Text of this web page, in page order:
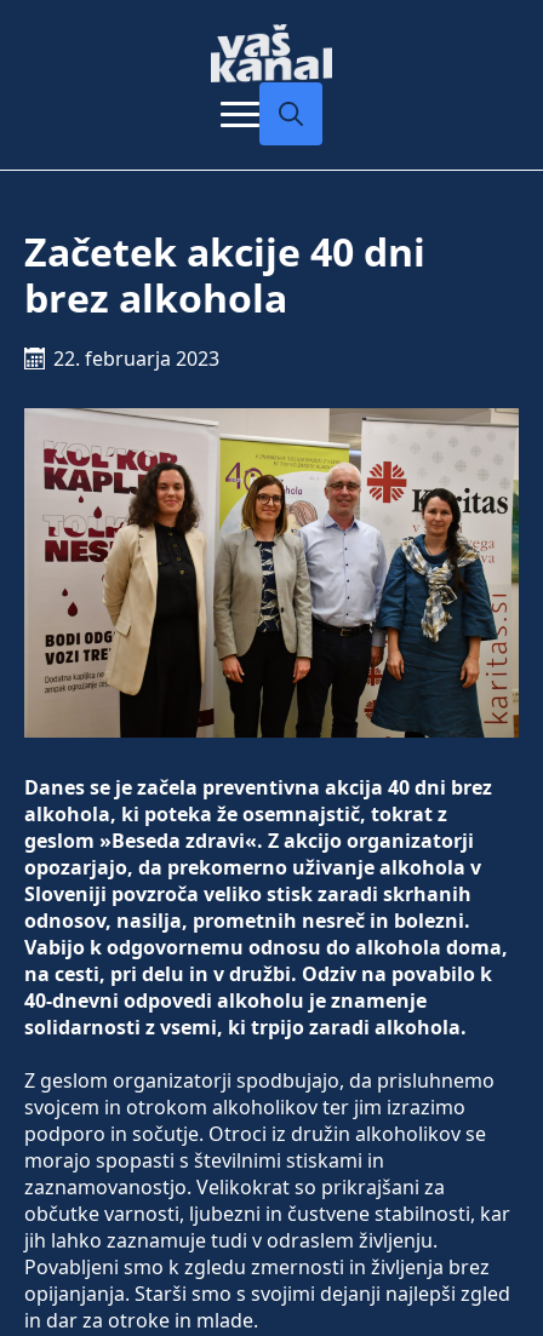
Začetek akcije 40 dni
brez alkohola
22. februarja 2023
Danes se je začela preventivna akcija 40 dni brez
alkohola, ki poteka že osemnajstič, tokrat z
geslom »Beseda zdravi«. Z akcijo organizatorji
opozarjajo, da prekomerno uživanje alkohola v
Sloveniji povzroča veliko stisk zaradi skrhanih
odnosov, nasilja, prometnih nesreč in bolezni.
Vabijo k odgovornemu odnosu do alkohola doma,
na cesti, pri delu in v družbi. Odziv na povabilo k
40-dnevni odpovedi alkoholu je znamenje
solidarnosti z vsemi, ki trpijo zaradi alkohola.
Z geslom organizatorji spodbujajo, da prisluhnemo
svojcem in otrokom alkoholikov ter jim izrazimo
podporo in sočutje. Otroci iz družin alkoholikov se
morajo spopasti s številnimi stiskami in
zaznamovanostjo. Velikokrat so prikrajšani za
občutke varnosti, ljubezni in čustvene stabilnosti, kar
jih lahko zaznamuje tudi v odraslem življenju.
Povabljeni smo k zgledu zmernosti in življenja brez
opijanjanja. Starši smo s svojimi dejanji najlepši zgled
in dar za otroke in mlade.